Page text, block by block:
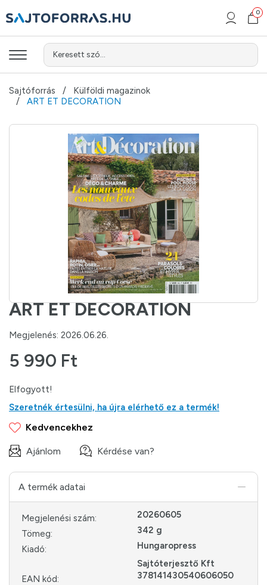
Keresett szó...
0
Sajtóforrás
Külföldi magazinok
ART ET DECORATION
ART ET DECORATION
Megjelenés: 2026.06.26.
5 990 Ft
Elfogyott!
Szeretnék értesülni, ha újra elérhető ez a termék!
Kedvencekhez
Ajánlom Kérdése van?
A termék adatai
Megjelenési szám:
20260605
Tömeg:
342 g
Kiadó:
Hungaropress
Sajtóterjesztő Kft
EAN kód:
378141430540606050